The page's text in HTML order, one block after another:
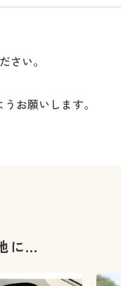
さい。
お願いします。
に…